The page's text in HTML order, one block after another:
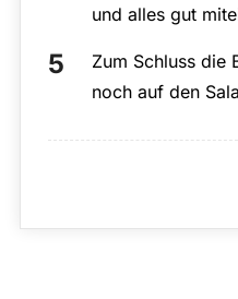
und alles gut
Zum Schluss die
noch auf den